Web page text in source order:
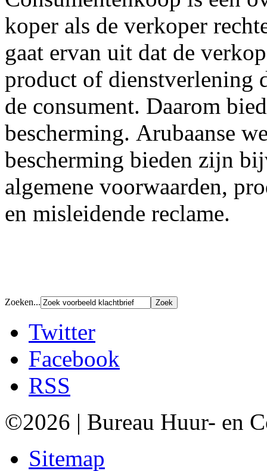
koper als de verkoper
gaat ervan uit dat de
product of dienstverlening
de consument. Daarom
bescherming. Arubaanse
bescherming bieden zijn
algemene voorwaarden,
en misleidende reclame.
Zoeken...
Twitter
Facebook
RSS
©2026 | Bureau Huur- en
Sitemap